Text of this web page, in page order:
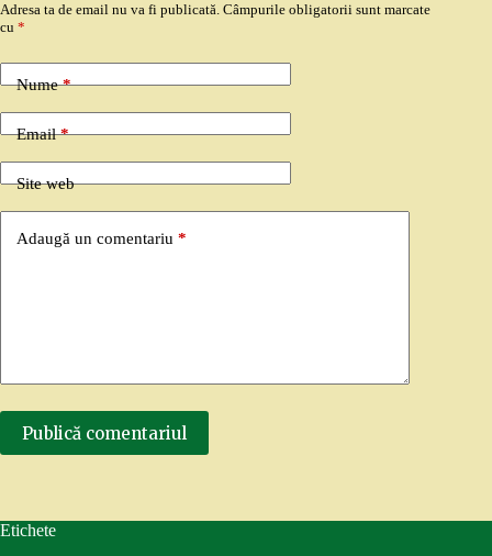
Adresa ta de email nu va fi publicată. Câmpurile obligatorii sunt marcate
cu *
Nume*
Email*
Site web
Adaugă un comentariu *
Publică comentariul
Etichete